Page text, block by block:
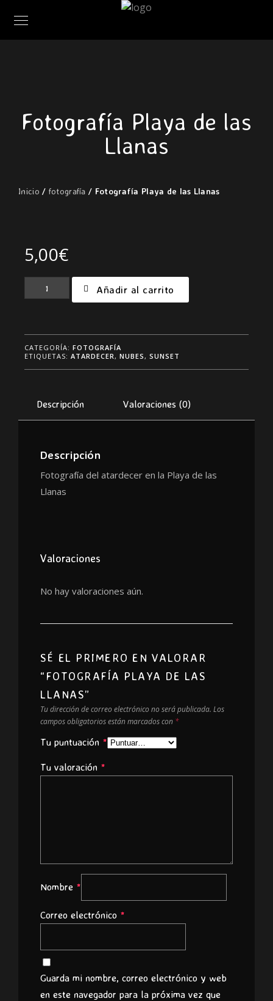
Fotografía Playa de las
Llanas
Inicio / fotografía / Fotografía Playa de las Llanas
5,00€
Playa
cantidad
Añadir al carrito
CATEGORÍA: FOTOGRAFÍA
ETIQUETAS: ATARDECER, NUBES, SUNSET
Descripción Valoraciones (0)
Descripción
Fotografía del atardecer en la Playa de las
Llanas
Valoraciones
No hay valoraciones aún.
SÉ EL PRIMERO EN VALORAR
“FOTOGRAFÍA PLAYA DE LAS
LLANAS”
Tu dirección de correo electrónico no será publicada. Los
campos obligatorios están marcados con *
Tu puntuación *
Tu valoración *
Nombre *
Correo electrónico *
Guarda mi nombre, correo electrónico y web
en este navegador para la próxima vez que